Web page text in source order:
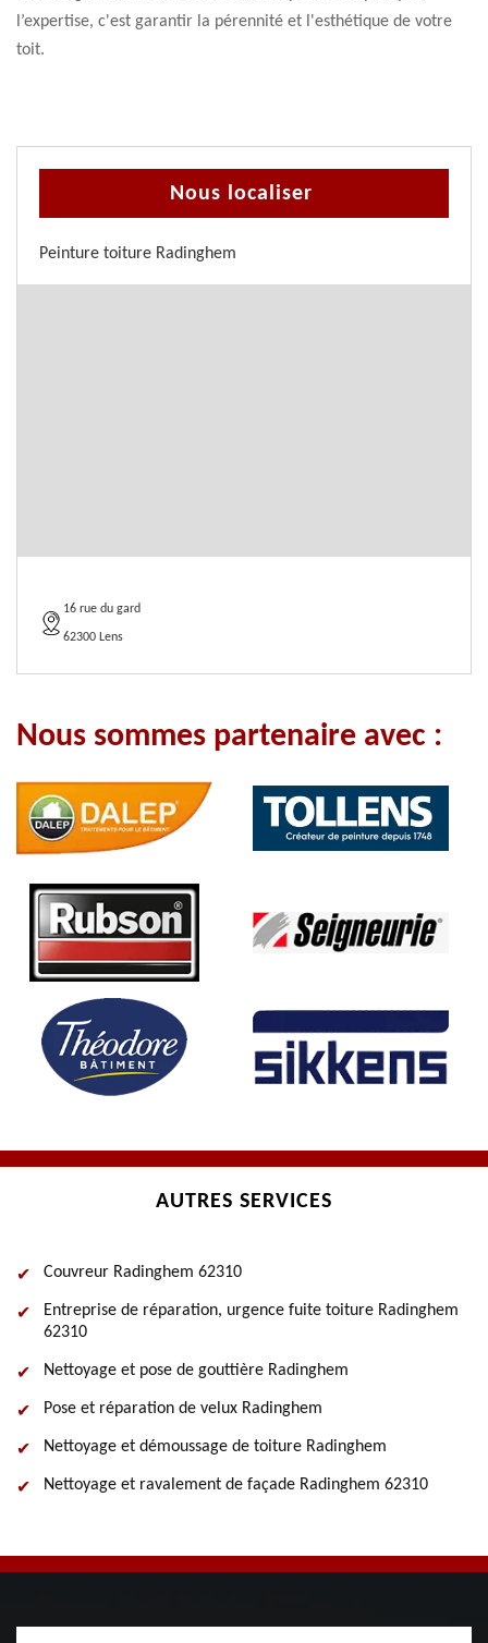
l’expertise, c'est garantir la pérennité et l'esthétique de votre
toit.
Nous localiser
Peinture toiture Radinghem
16 rue du gard
62300 Lens
Nous sommes partenaire avec :
AUTRES SERVICES
Couvreur Radinghem 62310
Entreprise de réparation, urgence fuite toiture Radinghem
62310
Nettoyage et pose de gouttière Radinghem
Pose et réparation de velux Radinghem
Nettoyage et démoussage de toiture Radinghem
Nettoyage et ravalement de façade Radinghem 62310